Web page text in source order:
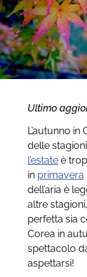
Ultimo
L’autunno in
delle
l’estateè
in primavera
dell’aria è
altre
perfetta sia
Corea in
spettacolo
aspettarsi!